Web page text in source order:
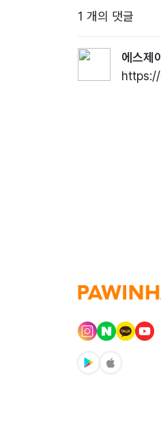
1 개의 댓글
에스제
https://